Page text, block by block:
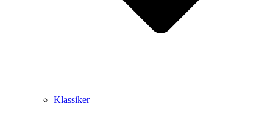
Klassiker